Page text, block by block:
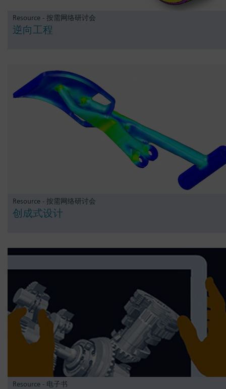
Resource - 按需网络研讨会
逆向工程
Resource - 按需网络研讨会
创成式设计
Resource - 电子书